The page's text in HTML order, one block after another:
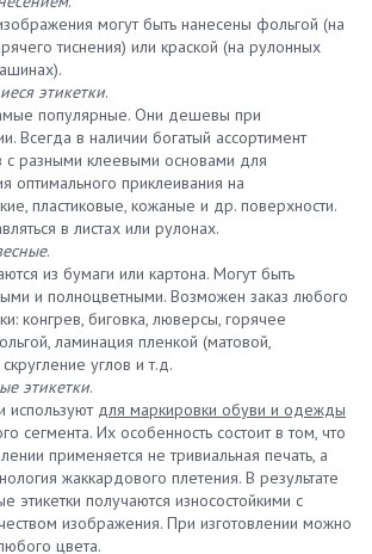
могут быть нанесены фольгой (на
тиснения) или краской (на рулонных
этикетки.
популярные. Они дешевы при
Всегда в наличии богатый ассортимент
с разными клеевыми основами для
оптимального приклеивания на
пластиковые, кожаные и др. поверхности.
в листах или рулонах.
.
из бумаги или картона. Могут быть
и полноцветными. Возможен заказ любого
конгрев, биговка, люверсы, горячее
ламинация пленкой (матовой,
углов и т.д.
этикетки.
используют для маркировки обуви и одежды
сегмента. Их особенность состоит в том, что
применяется не тривиальная печать, а
жаккардового плетения. В результате
этикетки получаются износостойкими с
изображения. При изготовлении можно
цвета.